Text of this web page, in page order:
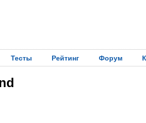
Тесты Рейтинг Форум